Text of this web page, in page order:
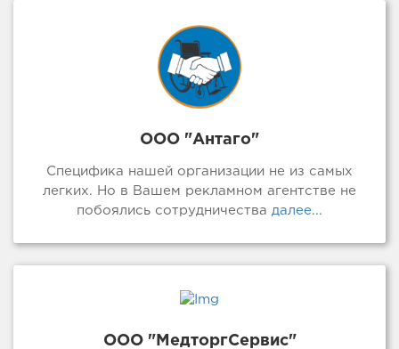
ООО "Антаго"
Специфика нашей организации не из самых
легких. Но в Вашем рекламном агентстве не
побоялись сотрудничества далее...
ООО "МедторгСервис"